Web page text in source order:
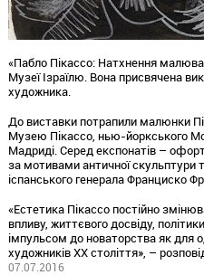
«Пабло Пікассо: Натхнення
Музеї Ізраїлю. Вона присвячена
художника.
До виставки потрапили малюнки
Музею Пікассо, нью-йоркського
Мадриді. Серед експонатів –
за мотивами античної скульптури
іспанського генерала Франциско
«Естетика Пікассо постійно
впливу, життєвого досвіду,
імпульсом до новаторства як для
художників ХХ століття», –
07.07.2016